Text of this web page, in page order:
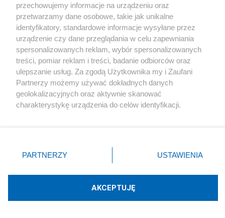
Redakcja
Tematy Mohort
HISTORIA
Piszą na ten temat
przechowujemy informacje na urządzeniu oraz
przetwarzamy dane osobowe, takie jak unikalne
identyfikatory, standardowe informacje wysyłane przez
urządzenie czy dane przeglądania w celu zapewniania
spersonalizowanych reklam, wybór spersonalizowanych
treści, pomiar reklam i treści, badanie odbiorców oraz
ulepszanie usług. Za zgodą Użytkownika my i Zaufani
Partnerzy możemy używać dokładnych danych
geolokalizacyjnych oraz aktywnie skanować
charakterystykę urządzenia do celów identyfikacji.
zmienić/wycofać klikając przycisk ustawień prywatności
znajdujący się w lewym dolnym rogu strony
rodzaje przetwarzania danych nie wymagają zgody
użytkownika, ale masz prawo sprzeciwić się takiemu
PARTNERZY USTAWIENIA
AKCEPTUJĘ